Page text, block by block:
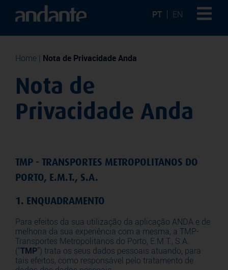
PT EN
Home | Nota de Privacidade Anda
Nota de
Privacidade Anda
TMP - TRANSPORTES METROPOLITANOS DO
PORTO, E.M.T., S.A.
1. ENQUADRAMENTO
Para efeitos da sua utilização da aplicação ANDA e de
melhoria da sua experiência com a mesma, a TMP-
Transportes Metropolitanos do Porto, E.M.T., S.A.
(“TMP”) trata os seus dados pessoais atuando, para
tais efeitos, como responsável pelo tratamento de